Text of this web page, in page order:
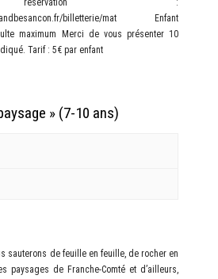
:
billetterie/mat Enfant
maximum Merci de vous présenter 10
Tarif : 5€ par enfant
» (7-10 ans)
sauterons de feuille en feuille, de rocher en
paysages de Franche-Comté et d’ailleurs,